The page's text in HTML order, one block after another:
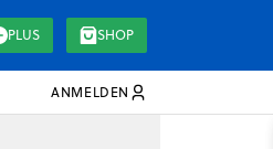
PLUS SHOP
ANMELDEN